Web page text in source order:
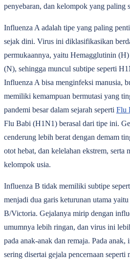
penyebaran, dan kelompok yang paling
Influenza A adalah tipe yang paling
sejak dini. Virus ini diklasifikasikan
permukaannya, yaitu Hemagglutinin
(N), sehingga muncul subtipe seperti
Influenza A bisa menginfeksi manusia,
memiliki kemampuan bermutasi yang
pandemi besar dalam sejarah seperti Flu
Flu Babi (H1N1) berasal dari tipe ini.
cenderung lebih berat dengan demam
otot hebat, dan kelelahan ekstrem, serta
kelompok usia.
Influenza B tidak memiliki subtipe
menjadi dua garis keturunan utama
B/Victoria. Gejalanya mirip dengan
umumnya lebih ringan, dan virus ini
pada anak-anak dan remaja. Pada
sering disertai gejala pencernaan seperti